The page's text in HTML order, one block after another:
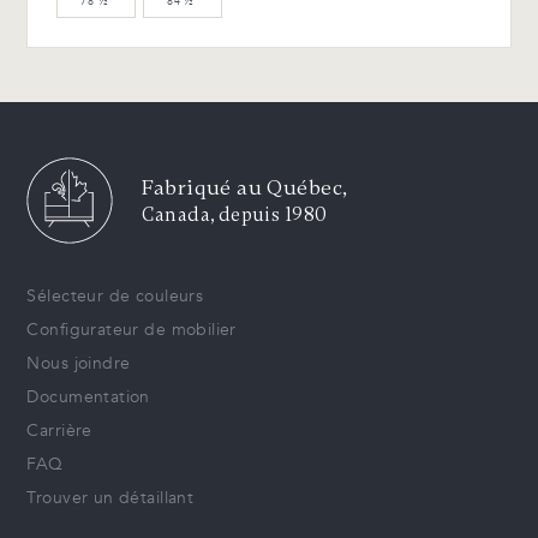
Fabriqué au Québec,
Canada, depuis 1980
Sélecteur de couleurs
Configurateur de mobilier
Nous joindre
Documentation
Carrière
FAQ
Trouver un détaillant